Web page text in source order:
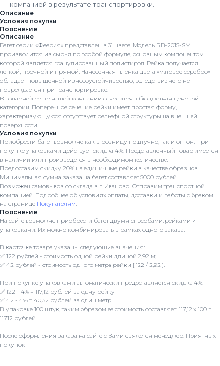
компанией в результате транспортировки.
Описание
Условия покупки
Пояснение
Описание
Багет серии «Феерия» представлен в 31 цвете. Модель RB-2015-SM
производится из сырья по особой формуле, основным компонентом
которой является гранулированный полистирол. Рейка получается
легкой, прочной и прямой. Нанесенная пленка цвета «матовое серебро»
обладает повышенной износоустойчивостью, вследствие чего не
повреждается при транспортировке.
В товарной сетке нашей компании относится к бюджетная ценовой
категории. Поперечное сечение рейки имеет простая форму,
характеризующуюся отсутствует рельефной структуры на внешней
поверхности.
Условия покупки
Приобрести багет возможно как в розницу поштучно, так и оптом. При
покупке упаковками действует скидка 4%. Представленный товар имеется
в наличии или произведется в необходимом количестве.
Предоставим скидку 20% на единичные рейки в качестве образцов.
Минимальная сумма заказа на багет составляет 5000 рублей.
Возможен самовывоз со склада в г. Иваново. Отправим транспортной
компанией. Подробнее об условиях оплаты, доставки и работы с браком
на странице Покупателям.
Пояснение
На сайте возможно приобрести багет двумя способами: рейками и
упаковками. Их можно комбинировать в рамках одного заказа.
В карточке товара указаны следующие значения:
✅ 122 рублей - стоимость одной рейки длиной 2,92 м;
✅ 42 рублей - стоимость одного метра рейки [ 122 / 2,92 ].
При покупке упаковками автоматически предоставляется скидка 4%:
✅ 122 - 4% = 117,12 рублей за одну рейку
✅ 42 - 4% = 40,32 рублей за один метр.
В упаковке 100 штук, таким образом ее стоимость составляет: 117,12 x 100 =
11712 рублей.
После оформления заказа на сайте с Вами свяжется менеджер. Приятных
покупок!